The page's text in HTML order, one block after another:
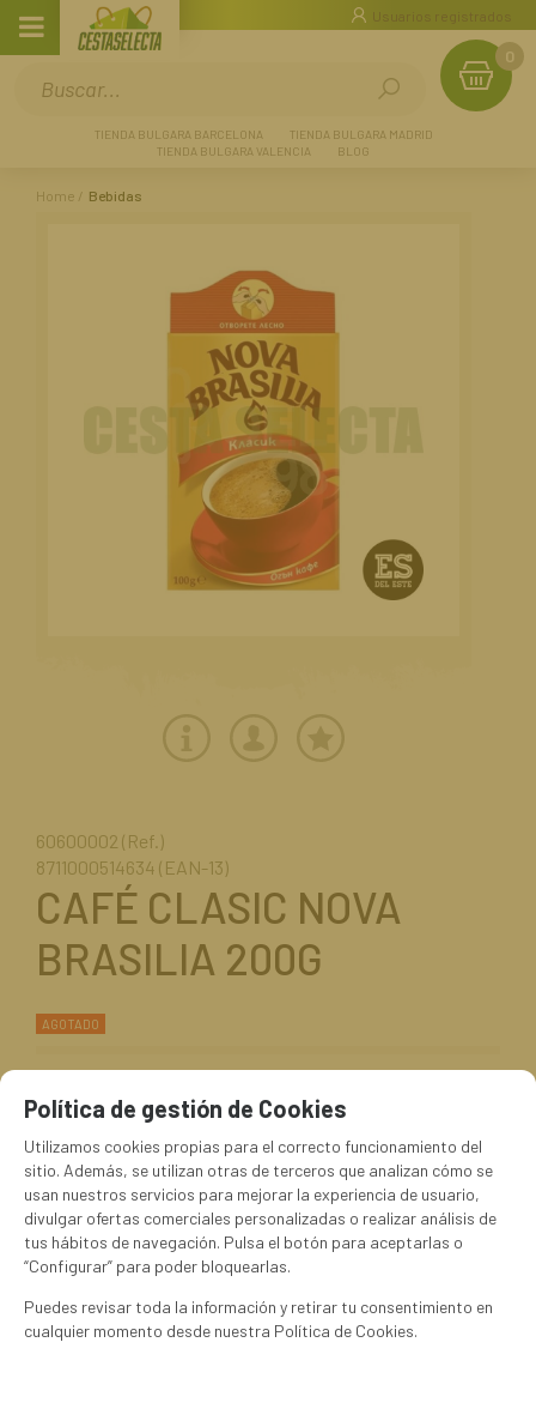
0
Usuarios registrados
TIENDA BULGARA BARCELONA
TIENDA BULGARA MADRID
TIENDA BULGARA VALENCIA
BLOG
Home Bebidas
60600002 (Ref.)
8711000514634 (EAN-13)
CAFÉ CLASIC NOVA
BRASILIA 200G
AGOTADO
MARCA
NOVA BRASILIYA
Política de gestión de Cookies
Utilizamos cookies propias para el correcto funcionamiento del
sitio. Además, se utilizan otras de terceros que analizan cómo se
usan nuestros servicios para mejorar la experiencia de usuario,
divulgar ofertas comerciales personalizadas o realizar análisis de
tus hábitos de navegación. Pulsa el botón para aceptarlas o
“Configurar” para poder bloquearlas.
Puedes revisar toda la información y retirar tu consentimiento en
cualquier momento desde nuestra Política de Cookies.